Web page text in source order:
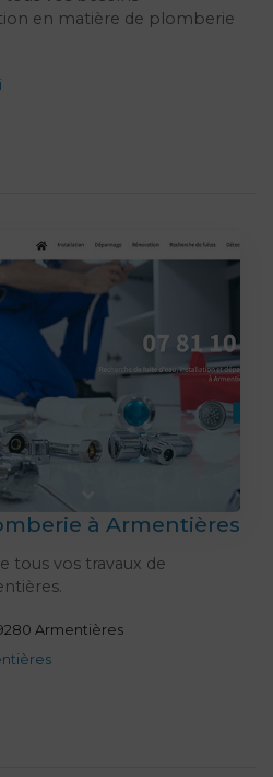
en matière de plomberie
à Armentières
tous vos travaux de
Armentières